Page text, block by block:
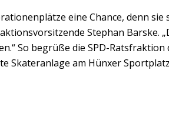
eine Chance, denn sie
Stephan Barske.
So begrüße die SPD-
Skateranlage am Hünxer